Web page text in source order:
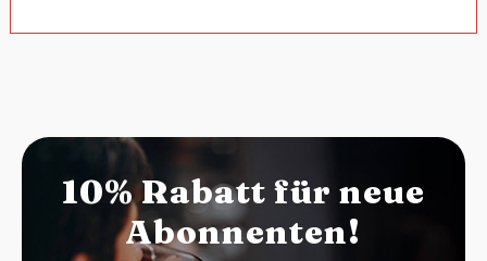
10% Rabatt für neue
Abonnenten!